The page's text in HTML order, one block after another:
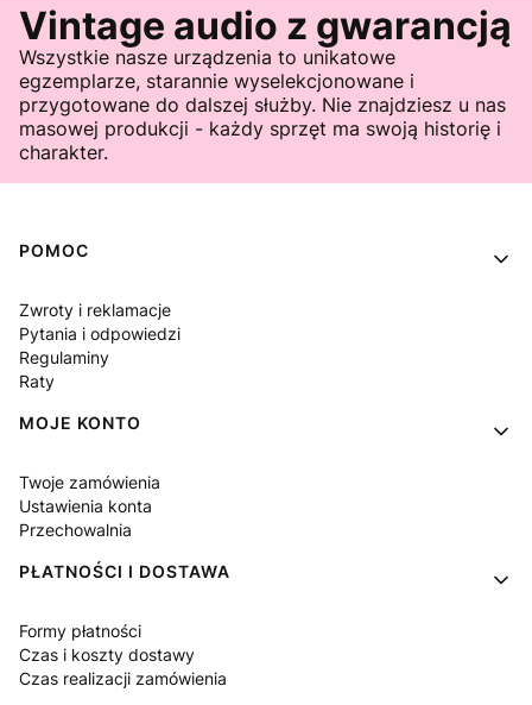
Vintage audio z gwarancją
Wszystkie nasze urządzenia to unikatowe
egzemplarze, starannie wyselekcjonowane i
przygotowane do dalszej służby. Nie znajdziesz u nas
masowej produkcji - każdy sprzęt ma swoją historię i
charakter.
Linki w stopce
POMOC
Zwroty i reklamacje
Pytania i odpowiedzi
Regulaminy
Raty
MOJE KONTO
Twoje zamówienia
Ustawienia konta
Przechowalnia
PŁATNOŚCI I DOSTAWA
Formy płatności
Czas i koszty dostawy
Czas realizacji zamówienia